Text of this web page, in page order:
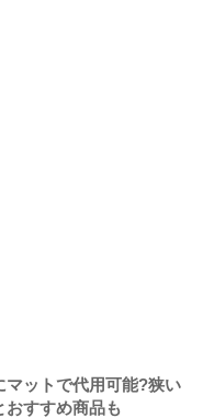
マットで代用可能?狭い
おすすめ商品も